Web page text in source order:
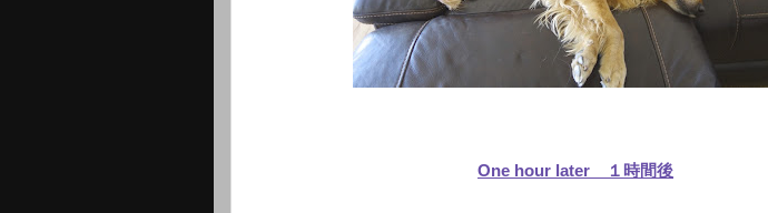
One hour later １時間後